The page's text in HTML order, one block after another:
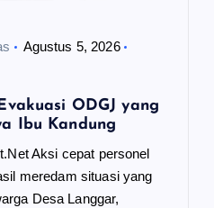
Agustus 5, 2026
ODGJ yang
Ibu Kandung
Aksi cepat personel
meredam situasi yang
Desa Langgar,